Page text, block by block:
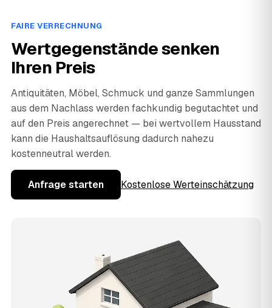
FAIRE VERRECHNUNG
Wertgegenstände senken
Ihren Preis
Antiquitäten, Möbel, Schmuck und ganze Sammlungen
aus dem Nachlass werden fachkundig begutachtet und
auf den Preis angerechnet — bei wertvollem Hausstand
kann die Haushaltsauflösung dadurch nahezu
kostenneutral werden.
Anfrage starten Kostenlose Werteinschätzung